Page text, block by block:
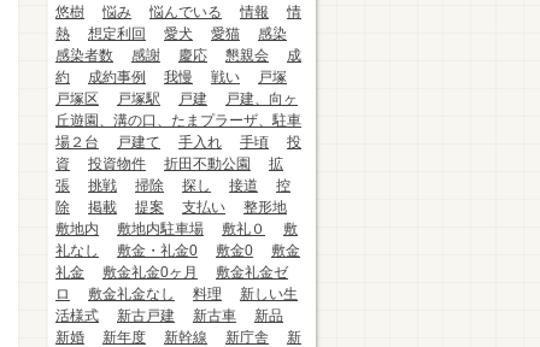
悠樹
悩み 悩んでいる 情報
情
熱
想定利回 愛犬 愛猫
感染
感染者数
感謝 慶応 懇親会
成
約
成約事例 我慢 戦い
戸塚
戸塚区
戸塚駅 戸建
戸建、向ヶ
丘遊園、溝の口、たまプラーザ、駐車
場２台
戸建て 手入れ 手頃
投
資
投資物件 折田不動公園
拡
張
挑戦 掃除 探し 接道
控
除
掲載 提案 支払い
整形地
敷地内
敷地内駐車場 敷礼０
敷
礼なし
敷金・礼金0 敷金0
敷金
礼金
敷金礼金0ヶ月
敷金礼金ゼ
ロ
敷金礼金なし 料理
新しい生
活様式
新古戸建 新古車
新品
新婚
新年度 新幹線 新庁舎
新